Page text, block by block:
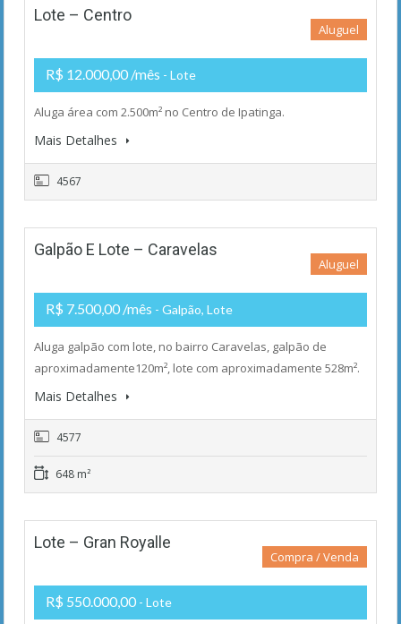
Lote – Centro
Aluguel
R$ 12.000,00 /mês - Lote
Aluga área com 2.500m² no Centro de Ipatinga.
Mais Detalhes
4567
Galpão E Lote – Caravelas
Aluguel
R$ 7.500,00 /mês - Galpão, Lote
Aluga galpão com lote, no bairro Caravelas, galpão de
aproximadamente120m², lote com aproximadamente 528m².
Mais Detalhes
4577
648 m²
Lote – Gran Royalle
Compra / Venda
R$ 550.000,00 - Lote